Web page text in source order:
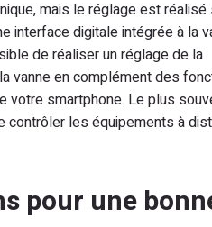
mais le réglage est réalisé
interface digitale intégrée à la
de réaliser un réglage de la
vanne en complément des
votre smartphone. Le plus
contrôler les équipements à
pour une